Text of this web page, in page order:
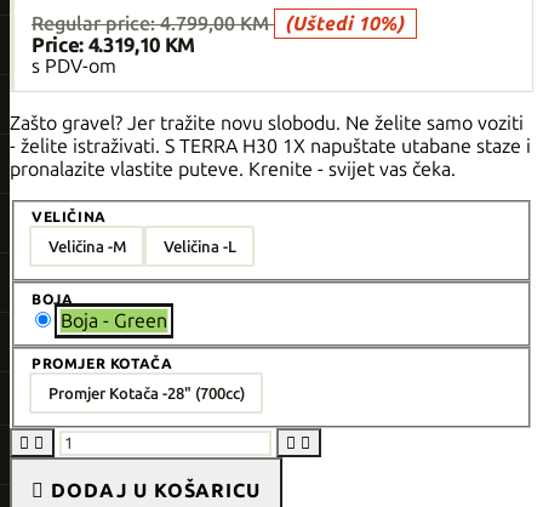
Regular price:4.799,00 KM (Uštedi 10%)
Price: 4.319,10 KM
s PDV-om
Zašto gravel? Jer tražite novu slobodu. Ne želite samo voziti
- želite istraživati. S TERRA H30 1X napuštate utabane staze i
pronalazite vlastite puteve. Krenite - svijet vas čeka.
VELIČINA
Veličina -M Veličina -L
BOJA
Boja - Green
PROMJER KOTAČA
Promjer Kotača -28" (700cc)
   
 DODAJ U KOŠARICU